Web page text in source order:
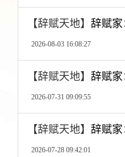
【辞赋天地】 辞赋家
2026-08-03 16:08:27
【辞赋天地】 辞赋家
2026-07-31 09:09:55
【辞赋天地】 辞赋家
2026-07-28 09:42:01